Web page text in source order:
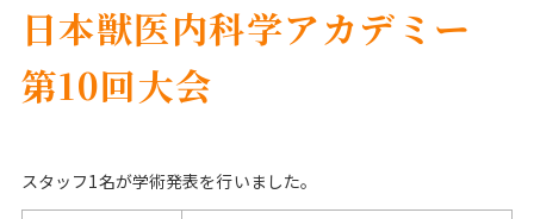
日本獣医内科学アカデミー
第10回大会
スタッフ1名が学術発表を行いました。